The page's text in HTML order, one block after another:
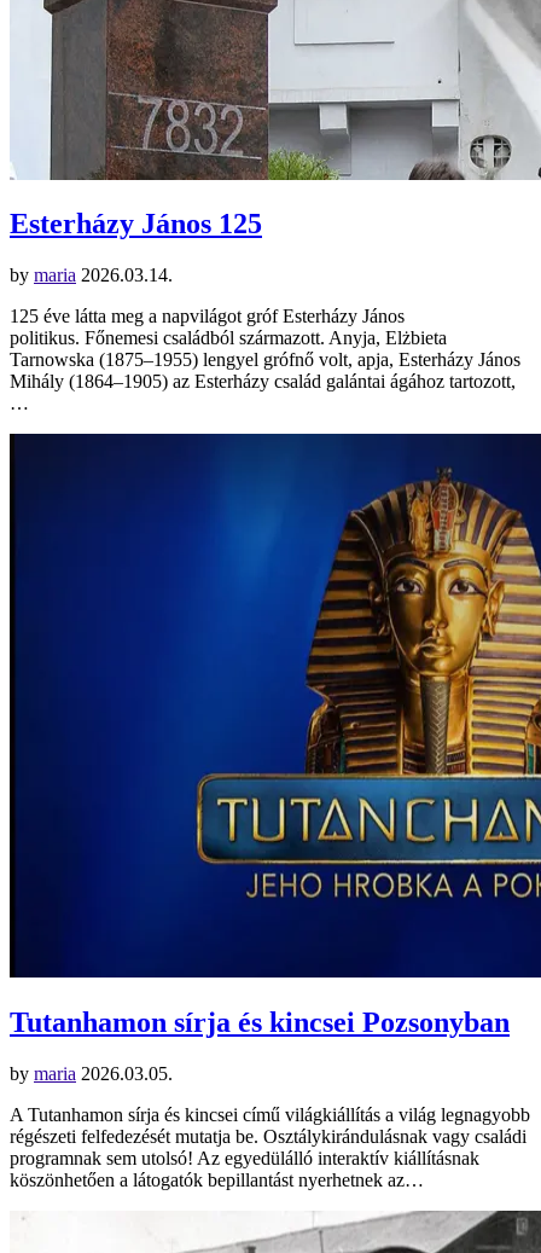
Esterházy János 125
by maria 2026.03.14.
125 éve látta meg a napvilágot gróf Esterházy János
politikus. Főnemesi családból származott. Anyja, Elżbieta
Tarnowska (1875–1955) lengyel grófnő volt, apja, Esterházy János
Mihály (1864–1905) az Esterházy család galántai ágához tartozott,
…
Tutanhamon sírja és kincsei Pozsonyban
by maria 2026.03.05.
A Tutanhamon sírja és kincsei című világkiállítás a világ legnagyobb
régészeti felfedezését mutatja be. Osztálykirándulásnak vagy családi
programnak sem utolsó! Az egyedülálló interaktív kiállításnak
köszönhetően a látogatók bepillantást nyerhetnek az…